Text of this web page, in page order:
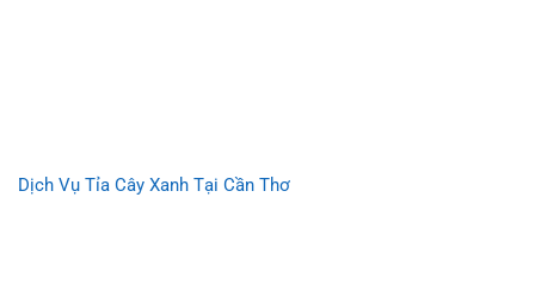
Dịch Vụ Tỉa Cây Xanh Tại Cần Thơ